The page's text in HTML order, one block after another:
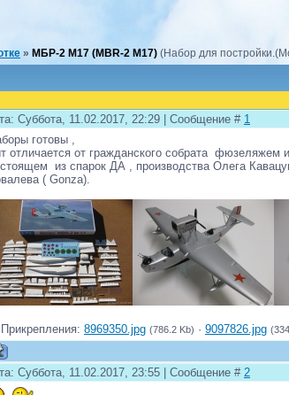
» МБР-2 М17 (MBR-2 M17) (Набор для
Суббота, 11.02.2017, 22:29 | Сообщение # 1
готовы ,
отличается от гражданского собрата
из спарок ДА , производства Олега
( Gonza).
Прикрепления: 8969350.jpg (786.2 Kb) · 9097826.jpg
Суббота, 11.02.2017, 23:55 | Сообщение # 2